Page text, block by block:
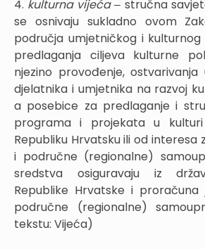
4. kulturna vijeća ‒ stručna
se osnivaju sukladno ovom
područja umjetničkog i
predlaganja ciljeva kulturne
njezino provođenje,
djelatnika i umjetnika na razvoj
a posebice za predlaganje i
programa i projekata u
Republiku Hrvatsku ili od interesa
i područne (regionalne)
sredstva osiguravaju iz
Republike Hrvatske i
područne (regionalne)
tekstu: Vijeća)